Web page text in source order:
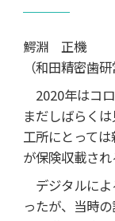
鰐淵 正機
（和田精密歯
2020年はコ
まだしばらく
工所にとって
が保険収載され
デジタルによ
ったが、当時